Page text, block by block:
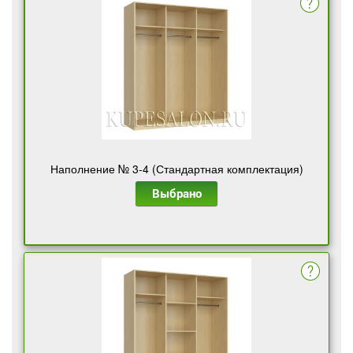
Наполнение № 3-4 (Стандартная комплектация)
Выбрано